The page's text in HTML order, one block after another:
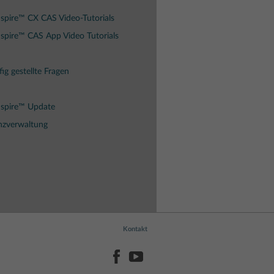
CX CAS Video-Tutorials
CAS App Video Tutorials
gestellte Fragen
Update
Kontakt